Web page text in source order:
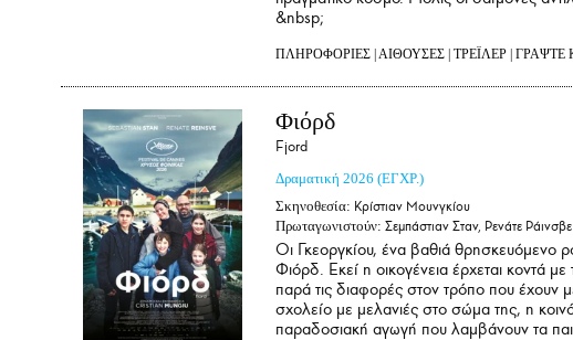
&nbsp;
ΠΛΗΡΟΦΟΡΙΕΣ ΑΙΘΟΥΣΕΣ ΤΡΕΪΛΕΡ ΓΡΑΨΤΕ
Φιόρδ
Fjord
Δραματική 2026 (ΕΓΧΡ.)
Σκηνοθεσία: Κρίστιαν Μουνγκίου
Πρωταγωνιστούν: Σεμπάστιαν Σταν, Ρενάτε Ράινσβε
Οι Γκεοργκίου, ένα βαθιά θρησκευόμενο
Φιόρδ. Εκεί η οικογένεια έρχεται κοντά με
παρά τις διαφορές στον τρόπο που έχουν
σχολείο με μελανιές στο σώμα της, η
παραδοσιακή αγωγή που λαμβάνουν τα